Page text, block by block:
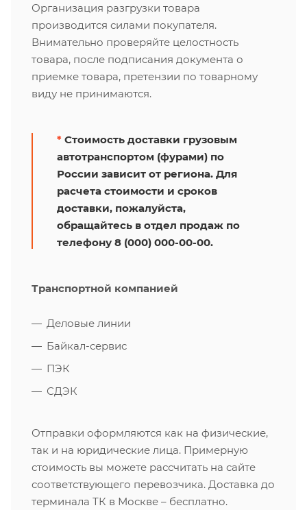
Организация разгрузки товара
производится силами покупателя.
Внимательно проверяйте целостность
товара, после подписания документа о
приемке товара, претензии по товарному
виду не принимаются.
* Стоимость доставки грузовым
автотранспортом (фурами) по
России зависит от региона. Для
расчета стоимости и сроков
доставки, пожалуйста,
обращайтесь в отдел продаж по
телефону 8 (000) 000-00-00.
Транспортной компанией
Деловые линии
Байкал-сервис
ПЭК
СДЭК
Отправки оформляются как на физические,
так и на юридические лица. Примерную
стоимость вы можете рассчитать на сайте
соответствующего перевозчика. Доставка до
терминала ТК в Москве – бесплатно.